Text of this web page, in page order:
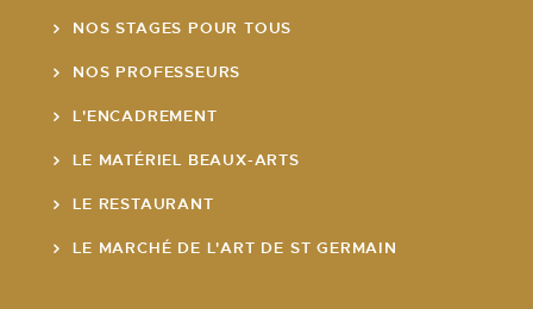
NOS STAGES POUR TOUS
NOS PROFESSEURS
L'ENCADREMENT
LE MATÉRIEL BEAUX-ARTS
LE RESTAURANT
LE MARCHÉ DE L'ART DE ST GERMAIN